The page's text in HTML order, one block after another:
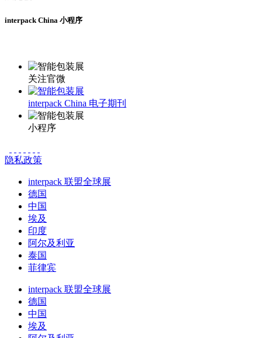
interpack China 小程序
关注官微
interpack China 电子期刊
小程序
隐私政策
interpack 联盟全球展
德国
中国
埃及
印度
阿尔及利亚
泰国
菲律宾
interpack 联盟全球展
德国
中国
埃及